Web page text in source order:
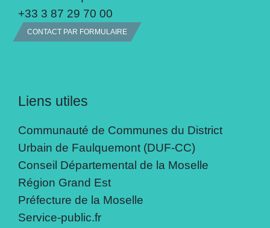
+33 3 87 29 70 00
CONTACT PAR FORMULAIRE
Liens utiles
Communauté de Communes du District
Urbain de Faulquemont (DUF-CC)
Conseil Départemental de la Moselle
Région Grand Est
Préfecture de la Moselle
Service-public.fr